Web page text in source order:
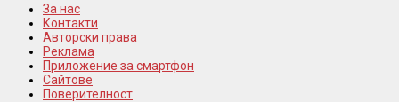
За нас
Контакти
Авторски права
Реклама
Приложение за смартфон
Сайтове
Поверителност